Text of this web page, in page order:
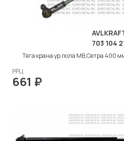
703 104
Тяга крана ур.пола МВ,Сетра 400
РРЦ
661 ₽